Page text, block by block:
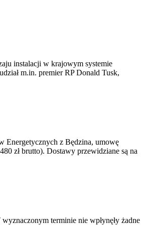
instalacji w krajowym systemie
m.in. premier RP Donald Tusk,
Energetycznych z Będzina, umowę
zł brutto). Dostawy przewidziane są na
terminie nie wpłynęły żadne